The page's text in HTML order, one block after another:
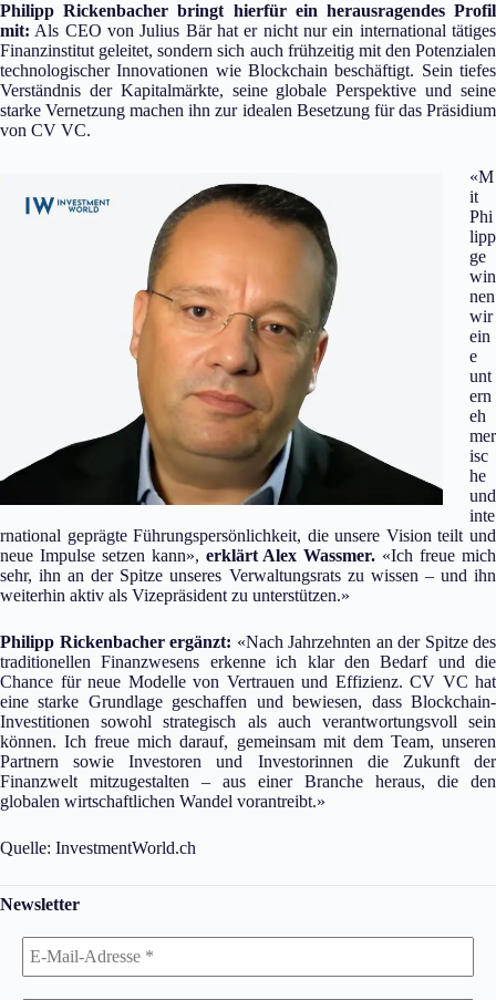
Philipp Rickenbacher bringt hierfür ein herausragendes Profil
mit: Als CEO von Julius Bär hat er nicht nur ein international tätiges
Finanzinstitut geleitet, sondern sich auch frühzeitig mit den Potenzialen
technologischer Innovationen wie Blockchain beschäftigt. Sein tiefes
Verständnis der Kapitalmärkte, seine globale Perspektive und seine
starke Vernetzung machen ihn zur idealen Besetzung für das Präsidium
von CV VC.
«M
it
Phi
lipp
ge
win
nen
wir
ein
e
unt
ern
eh
mer
isc
he
und
inte
rnational geprägte Führungspersönlichkeit, die unsere Vision teilt und
neue Impulse setzen kann», erklärt Alex Wassmer. «Ich freue mich
sehr, ihn an der Spitze unseres Verwaltungsrats zu wissen – und ihn
weiterhin aktiv als Vizepräsident zu unterstützen.»
Philipp Rickenbacher ergänzt: «Nach Jahrzehnten an der Spitze des
traditionellen Finanzwesens erkenne ich klar den Bedarf und die
Chance für neue Modelle von Vertrauen und Effizienz. CV VC hat
eine starke Grundlage geschaffen und bewiesen, dass Blockchain-
Investitionen sowohl strategisch als auch verantwortungsvoll sein
können. Ich freue mich darauf, gemeinsam mit dem Team, unseren
Partnern sowie Investoren und Investorinnen die Zukunft der
Finanzwelt mitzugestalten – aus einer Branche heraus, die den
globalen wirtschaftlichen Wandel vorantreibt.»
Quelle: InvestmentWorld.ch
Newsletter